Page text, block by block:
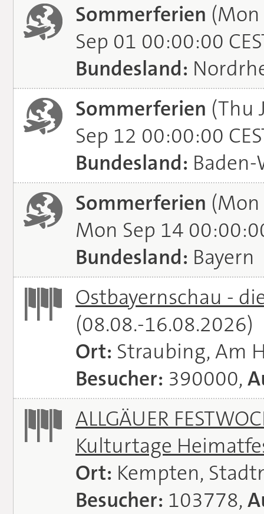
Sommerferien (Mon
Sep 01 00:00:00
Bundesland:
Sommerferien (Thu
Sep 12 00:00:00
Bundesland:
Sommerferien (Mon
Mon Sep 14
Bundesland: Bayern
Ostbayernschau -
(08.08.-16.08.2026)
Ort: Straubing, Am
Besucher: 390000,
ALLGÄUER
Kulturtage
Ort: Kempten,
Besucher: 103778,